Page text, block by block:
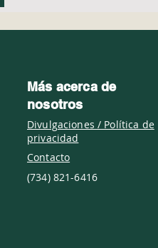
Más acerca de
nosotros
Divulgaciones / Política de
privacidad
Contacto
(734) 821-6416